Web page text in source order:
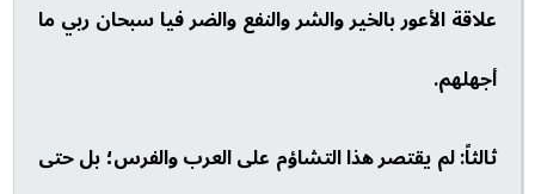
علاقة الأعور بالخير والشر والنفع والضر فيا سبحان ربي ما
أجهلهم.
ثالثاً: لم يقتصر هذا التشاؤم على العرب والفرس؛ بل حتى